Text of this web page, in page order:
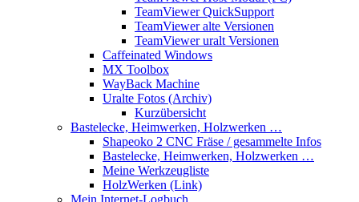
TeamViewer QuickSupport
TeamViewer alte Versionen
TeamViewer uralt Versionen
Caffeinated Windows
MX Toolbox
WayBack Machine
Uralte Fotos (Archiv)
Kurzübersicht
Bastelecke, Heimwerken, Holzwerken …
Shapeoko 2 CNC Fräse / gesammelte Infos
Bastelecke, Heimwerken, Holzwerken …
Meine Werkzeugliste
HolzWerken (Link)
Mein Internet-Logbuch